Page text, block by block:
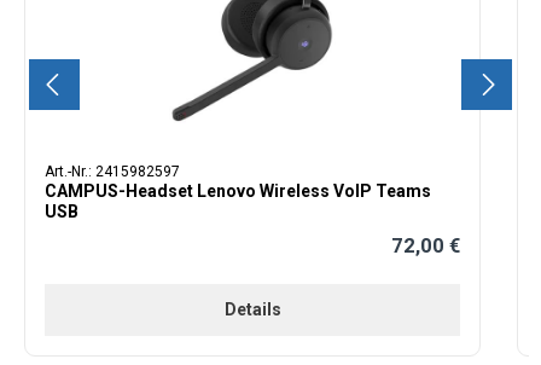
Art.-Nr.: 2415982597
CAMPUS-Headset Lenovo Wireless VoIP Teams
USB
Regulärer Preis:
72,00 €
Details